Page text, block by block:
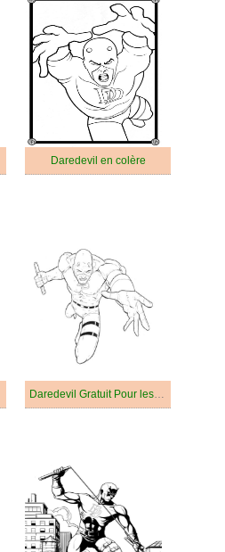
Daredevil en colère
Daredevil Gratuit Pour les Enfants